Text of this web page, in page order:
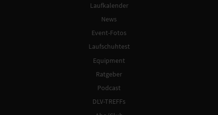
Laufkalender
News
Event-Fotos
Laufschuhtest
Equipment
Ratgeber
Podcast
DLV-TREFFs